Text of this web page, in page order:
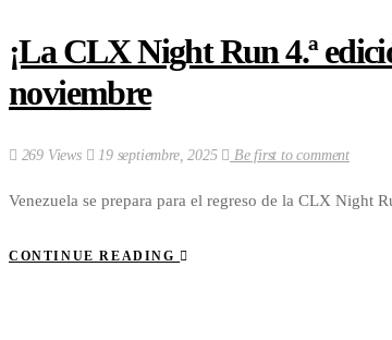
¡La CLX Night Run 4.ª
noviembre
269 Views 19 septiembre, 2025 Be first to comment
Venezuela se prepara para el regreso de la CLX Night
CONTINUE READING